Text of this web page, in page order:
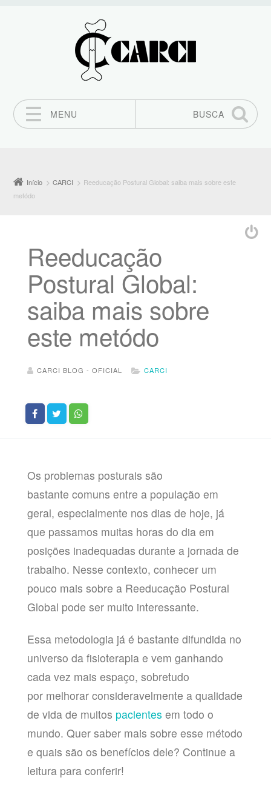
MENU
BUSCA
Início CARCI
Reeducação Postural Global: saiba mais sobre este
metódo
Reeducação
Postural Global:
saiba mais sobre
este metódo
CARCI BLOG - OFICIAL CARCI
Os problemas posturais são
bastante comuns entre a população em
geral, especialmente nos dias de hoje, já
que passamos muitas horas do dia em
posições inadequadas durante a jornada de
trabalho. Nesse contexto, conhecer um
pouco mais sobre a Reeducação Postural
Global pode ser muito interessante.
Essa metodologia já é bastante difundida no
universo da fisioterapia e vem ganhando
cada vez mais espaço, sobretudo
por melhorar consideravelmente a qualidade
de vida de muitos pacientes em todo o
mundo. Quer saber mais sobre esse método
e quais são os benefícios dele? Continue a
leitura para conferir!